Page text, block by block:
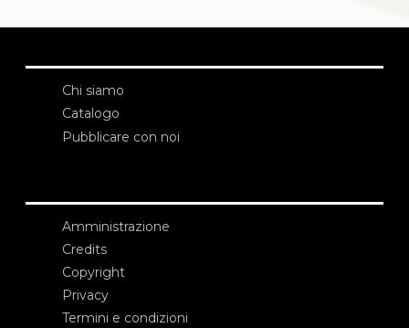
Chi siamo
Catalogo
Pubblicare con noi
Amministrazione
Credits
Copyright
Privacy
Termini e condizioni